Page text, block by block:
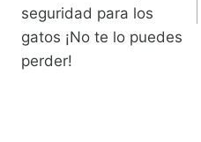
seguridad para los
gatos ¡No te lo puedes
perder!